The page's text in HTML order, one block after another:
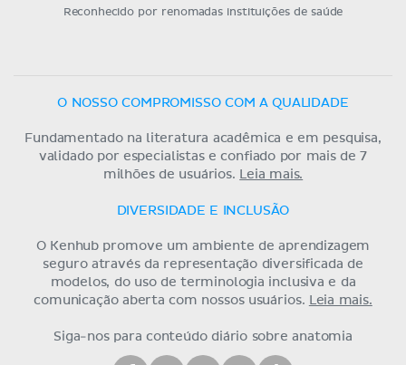
Reconhecido por renomadas instituições de saúde
O NOSSO COMPROMISSO COM A QUALIDADE
Fundamentado na literatura acadêmica e em pesquisa,
validado por especialistas e confiado por mais de 7
milhões de usuários.
Leia mais.
DIVERSIDADE E INCLUSÃO
O Kenhub promove um ambiente de aprendizagem
seguro através da representação diversificada de
modelos, do uso de terminologia inclusiva e da
comunicação aberta com nossos usuários.
Leia mais.
Siga-nos para conteúdo diário sobre anatomia